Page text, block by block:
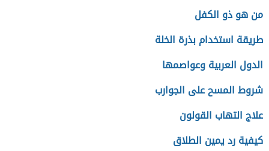
من هو ذو الكفل
طريقة استخدام بذرة الخلة
الدول العربية وعواصمها
شروط المسح على الجوارب
علاج التهاب القولون
كيفية رد يمين الطلاق